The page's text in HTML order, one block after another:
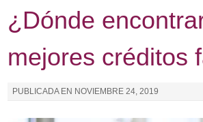
¿Dónde
mejores créditos
PUBLICADA EN NOVIEMBRE 24, 2019